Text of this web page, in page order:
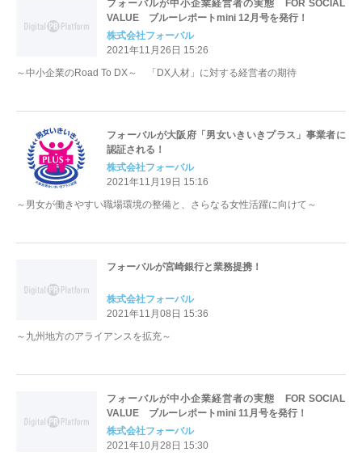
フォーバルが中小企業経営者の実態 FOR SOCIAL
VALUE ブルーレポートmini 12月号を発行！
株式会社フォーバル
2021年11月26日 15:26
～中小企業のRoad To DX～ 「DX人材」に対する経営者の期待
フォーバルが大阪府「男女いきいきプラス」事業者に
認証される！
株式会社フォーバル
2021年11月19日 15:16
～男女が働きやすい職場環境の整備と、さらなる女性活躍に向けて～
フォーバルが宮崎銀行と業務提携！
株式会社フォーバル
2021年11月08日 15:36
～九州地方のアライアンスを拡充～
フォーバルが中小企業経営者の実態 FOR SOCIAL
VALUE ブルーレポートmini 11月号を発行！
株式会社フォーバル
2021年10月28日 15:30